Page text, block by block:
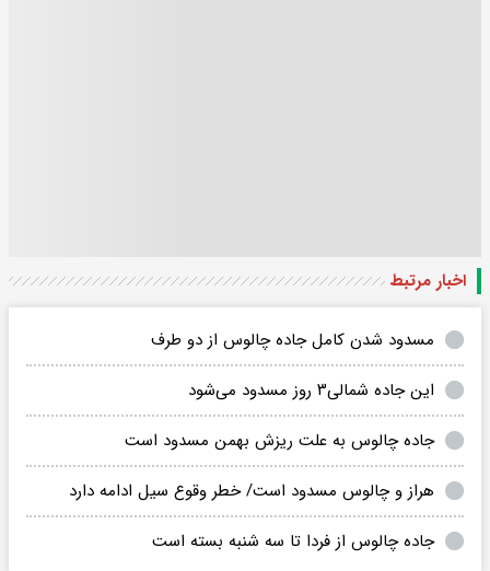
اخبار مرتبط
مسدود شدن کامل جاده چالوس از دو طرف
این جاده شمالی۳ روز مسدود می‌شود
جاده چالوس به علت ریزش بهمن مسدود است
هراز و چالوس مسدود است/ خطر وقوع سیل ادامه دارد
جاده چالوس از فردا تا سه شنبه بسته است